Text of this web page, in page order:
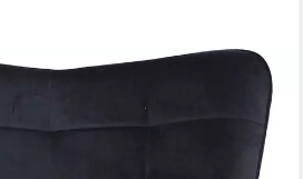
mit oder ohne Hocker, in Cord,